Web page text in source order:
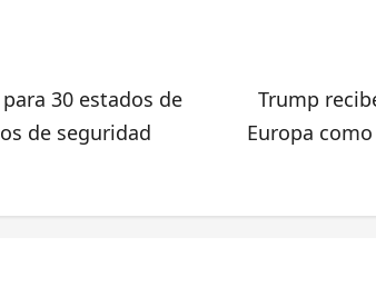
30 estados de
de seguridad
Trump
Europa